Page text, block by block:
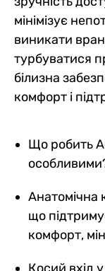
мінімізує
виникати
турбуватися
білизна
комфорт і
Що робить
Анатомічна
що
комфорт,
Косий вхід